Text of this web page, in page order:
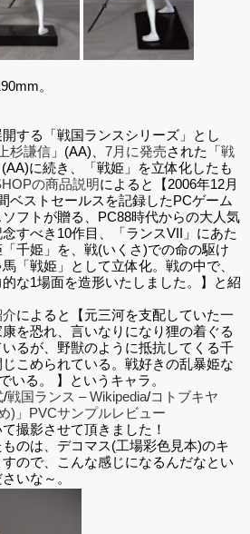
。
する「戦国ランスシリーズ」とし
上杉謙信 」(AA)、 7月に発売された「戦
(AA)に続き、「戦姫」を立体化したも
の商品説明によると【2006年12月
ベストセールスを記録したPCゲーム
ソフトが贈る、PC88時代からの大人気
念すべき10作目、「ランスVII」にあた
千姫」を、戦(いくさ)での命の駆け
「戦姫」として立体化。戦の中で、
な1場面を造形いたしました。】と紹
によると【元三河を支配していた一
を恐れ、言いなりになり狸の着ぐる
るが、野獣のように抵抗してくる千
こめられている。戦好きの乱暴姫な
いる。 】というキャラ。
/戦国ランス – Wikipedia/コトブキヤ
)」PVCサンプルレビュー
撮影させて頂きました！
のは、デコマス(工場彩色見本)のキ
ので、こんな感じになるんだなとい
いな～。